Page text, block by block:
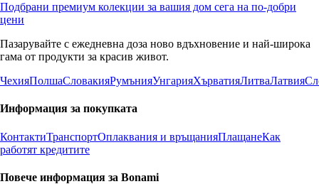
Подбрани премиум колекции за вашия дом сега на по-добри
цени
Пазарувайте с ежедневна доза ново вдъхновение и най-широка
гама от продукти за красив живот.
ЧехияПолшаСловакияРумънияУнгарияХърватияЛитваЛатвия
Информация за покупката
КонтактиТранспортОплаквания и връщанияПлащанеКак
работят кредитите
Повече информация за Bonami